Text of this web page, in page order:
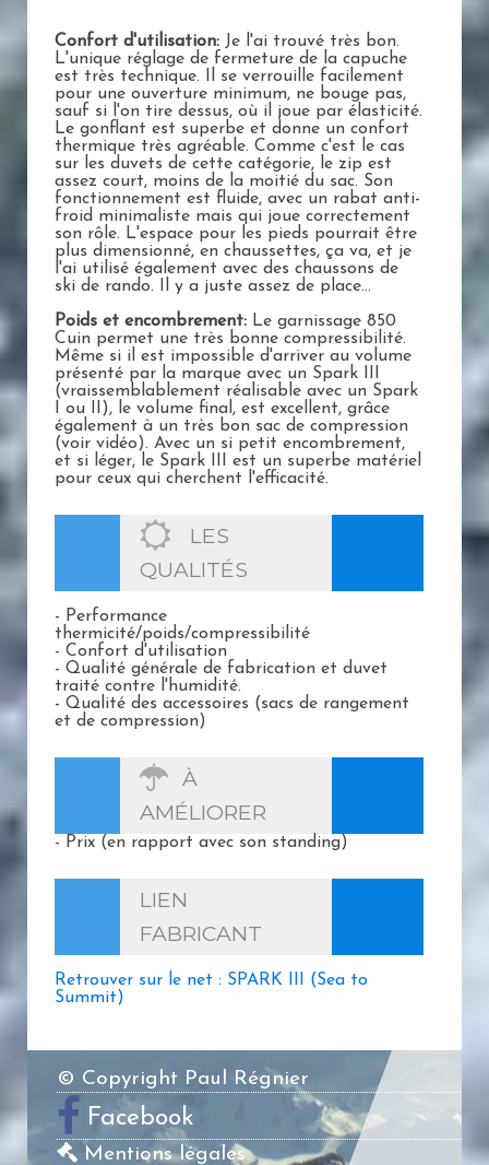
Confort d'utilisation: Je l'ai trouvé très bon.
L'unique réglage de fermeture de la capuche
est très technique. Il se verrouille facilement
pour une ouverture minimum, ne bouge pas,
sauf si l'on tire dessus, où il joue par élasticité.
Le gonflant est superbe et donne un confort
thermique très agréable. Comme c'est le cas
sur les duvets de cette catégorie, le zip est
assez court, moins de la moitié du sac. Son
fonctionnement est fluide, avec un rabat anti-
froid minimaliste mais qui joue correctement
son rôle. L'espace pour les pieds pourrait être
plus dimensionné, en chaussettes, ça va, et je
l'ai utilisé également avec des chaussons de
ski de rando. Il y a juste assez de place...
Poids et encombrement: Le garnissage 850
Cuin permet une très bonne compressibilité.
Même si il est impossible d'arriver au volume
présenté par la marque avec un Spark III
(vraissemblablement réalisable avec un Spark
I ou II), le volume final, est excellent, grâce
également à un très bon sac de compression
(voir vidéo). Avec un si petit encombrement,
et si léger, le Spark III est un superbe matériel
pour ceux qui cherchent l'efficacité.
LES
QUALITÉS
- Performance
thermicité/poids/compressibilité
- Confort d'utilisation
- Qualité générale de fabrication et duvet
traité contre l'humidité.
- Qualité des accessoires (sacs de rangement
et de compression)
À
AMÉLIORER
- Prix (en rapport avec son standing)
LIEN
FABRICANT
Retrouver sur le net : SPARK III (Sea to
Summit)
© Copyright Paul Régnier
Facebook
Mentions légales